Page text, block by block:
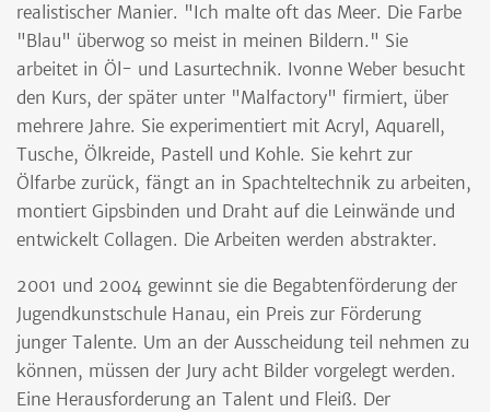
realistischer Manier. "Ich malte oft das Meer. Die Farbe
"Blau" überwog so meist in meinen Bildern." Sie
arbeitet in Öl- und Lasurtechnik. Ivonne Weber besucht
den Kurs, der später unter "Malfactory" firmiert, über
mehrere Jahre. Sie experimentiert mit Acryl, Aquarell,
Tusche, Ölkreide, Pastell und Kohle. Sie kehrt zur
Ölfarbe zurück, fängt an in Spachteltechnik zu arbeiten,
montiert Gipsbinden und Draht auf die Leinwände und
entwickelt Collagen. Die Arbeiten werden abstrakter.
2001 und 2004 gewinnt sie die Begabtenförderung der
Jugendkunstschule Hanau, ein Preis zur Förderung
junger Talente. Um an der Ausscheidung teil nehmen zu
können, müssen der Jury acht Bilder vorgelegt werden.
Eine Herausforderung an Talent und Fleiß. Der